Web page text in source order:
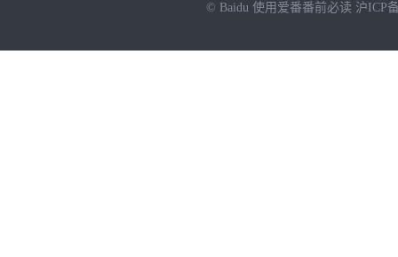
© Baidu 使用爱番番前必读 沪ICP